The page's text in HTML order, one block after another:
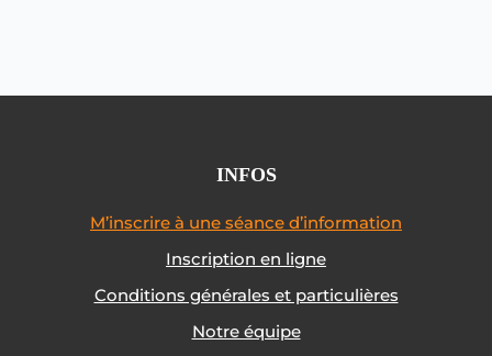
INFOS
M’inscrire à une séance d’information
Inscription en ligne
Conditions générales et particulières
Notre équipe